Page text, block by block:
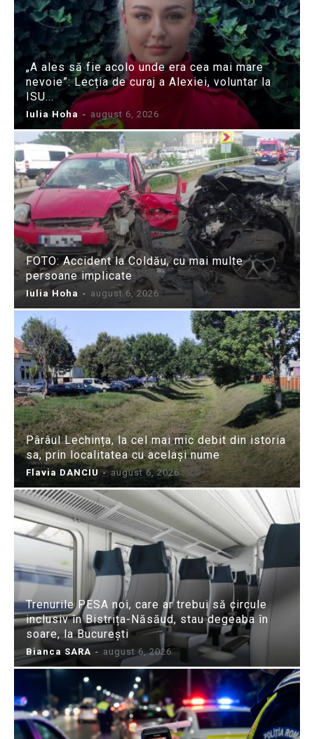
„A ales să fie acolo unde era cea mai mare
nevoie”: Lecția de curaj a Alexiei, voluntar la
ISU...
Iulia Hoha - august 6, 2026
FOTO: Accident la Coldău, cu mai multe
persoane implicate
Iulia Hoha - august 6, 2026
Pârâul Lechința, la cel mai mic debit din istoria
sa, prin localitatea cu același nume
Flavia DANCIU - august 6, 2026
Trenurile PESA noi, care ar trebui să circule
inclusiv în Bistrița-Năsăud, stau degeaba în
soare, la București
Bianca SARA - august 6, 2026